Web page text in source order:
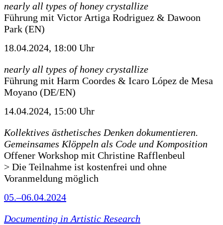
nearly all types of honey crystallize
Führung mit Victor Artiga Rodriguez & Dawoon
Park (EN)
18.04.2024, 18:00 Uhr
nearly all types of honey crystallize
Führung mit Harm Coordes & Icaro López de Mesa
Moyano (DE/EN)
14.04.2024, 15:00 Uhr
Kollektives ästhetisches Denken dokumentieren.
Gemeinsames Klöppeln als Code und Komposition
Offener Workshop mit Christine Rafflenbeul
> Die Teilnahme ist kostenfrei und ohne
Voranmeldung möglich
05.–06.04.2024
Documenting in Artistic Research